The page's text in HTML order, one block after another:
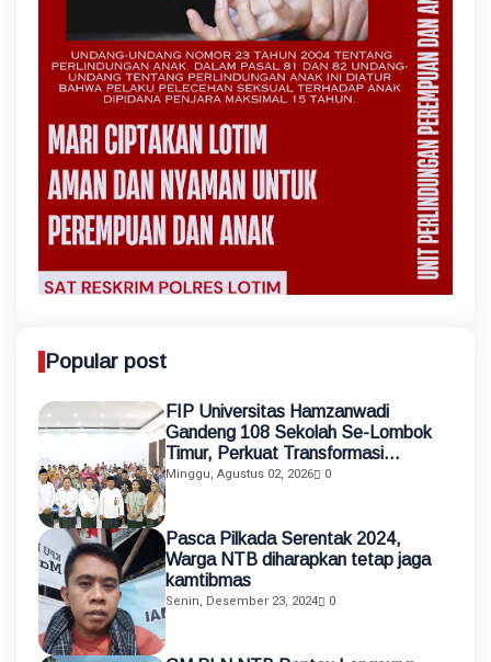
Popular post
FIP Universitas Hamzanwadi
Gandeng 108 Sekolah Se-Lombok
Timur, Perkuat Transformasi
Pendidikan melalui Asistensi
Minggu, Agustus 02, 2026 0
Pasca Pilkada Serentak 2024,
Warga NTB diharapkan tetap jaga
kamtibmas
Senin, Desember 23, 2024 0